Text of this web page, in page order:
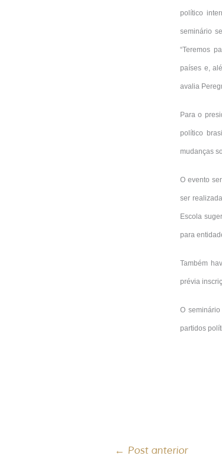
político
seminário
“Teremos
países e,
avalia
Para o
político
mudanças
O evento
ser
Escola
para
Também
prévia
O
partidos
← Post anterior